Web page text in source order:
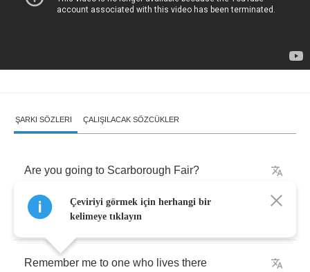
ŞARKI SÖZLERI ÇALIŞILACAK SÖZCÜKLER
Are you going to Scarborough Fair?
Parsley sage,rosemary
Remember me to one who lives there
Çeviriyi görmek için herhangi bir
kelimeye tıklayın